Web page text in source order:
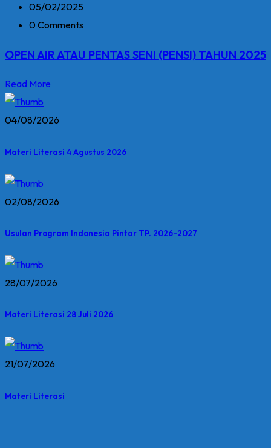
05/02/2025
0 Comments
OPEN AIR ATAU PENTAS SENI (PENSI) TAHUN 2025
Read More
04/08/2026
Materi Literasi 4 Agustus 2026
02/08/2026
Usulan Program Indonesia Pintar TP. 2026-2027
28/07/2026
Materi Literasi 28 Juli 2026
21/07/2026
Materi Literasi